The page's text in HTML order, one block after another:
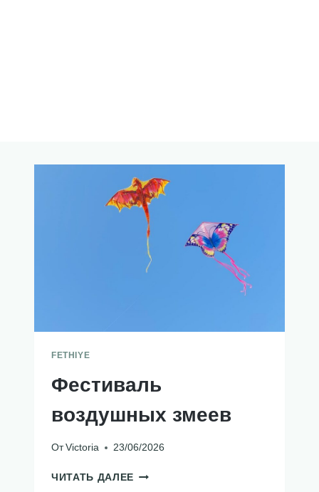
FETHIYE
Фестиваль
воздушных змеев
От Victoria 23/06/2026
ЧИТАТЬ ДАЛЕЕ ФЕСТИВАЛЬ